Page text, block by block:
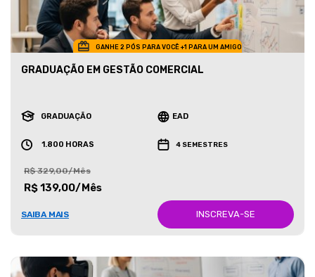
GANHE 2 PÓS PARA VOCÊ +1 PARA UM AMIGO
GRADUAÇÃO EM GESTÃO COMERCIAL
GRADUAÇÃO EAD
1.800 HORAS 4 SEMESTRES
R$ 329,00/Mês
R$ 139,00/Mês
SAIBA MAIS INSCREVA-SE